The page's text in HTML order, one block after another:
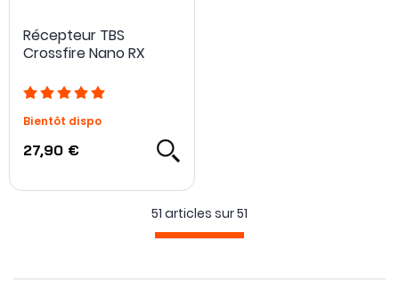
Récepteur TBS
Crossfire Nano RX
Bientôt dispo
27,90 €
51 articles sur51